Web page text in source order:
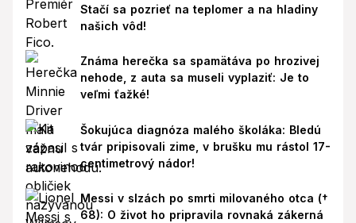
Stačí sa pozrieť na teplomer a na hladiny
našich vôd!
Známa herečka sa spamätáva po hrozivej
nehode, z auta sa museli vyplaziť: Je to
veľmi ťažké!
Šokujúca diagnóza malého školáka: Bledú
tvár pripisovali zime, v brušku mu rástol 17-
centimetrový nádor!
Messi v slzách po smrti milovaného otca (†
68): O život ho pripravila rovnaká zákerná